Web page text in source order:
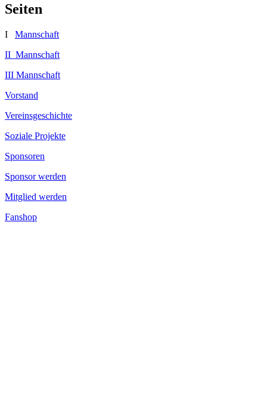
Seiten
I Mannschaft
II Mannschaft
III Mannschaft
Vorstand
Vereinsgeschichte
Soziale Projekte
Sponsoren
Sponsor werden
Mitglied werden
Fanshop